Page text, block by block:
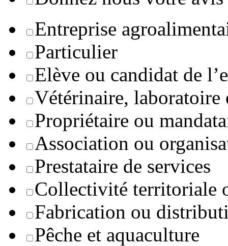
Entreprise
Particulier
Elève ou candidat de
Vétérinaire, laboratoire
Propriétaire ou
Association ou
Prestataire de services
Collectivité territoriale
Fabrication ou
Pêche et aquaculture